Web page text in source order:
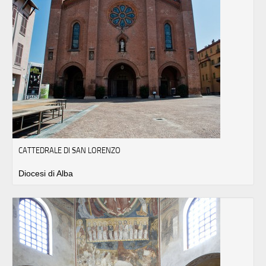
CATTEDRALE DI SAN LORENZO
Diocesi di Alba